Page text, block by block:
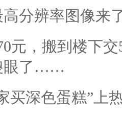
分辨率图像来
元，搬到楼下
眼了……
买深色蛋糕”上